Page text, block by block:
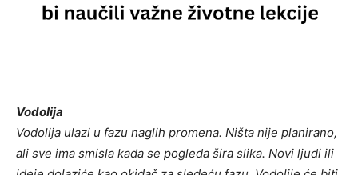
Vodolija
Vodolija ulazi u fazu naglih promena. Ništa nije planirano,
ali sve ima smisla kada se pogleda šira slika. Novi ljudi ili